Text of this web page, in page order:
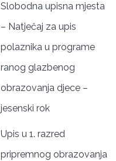
Slobodna upisna mjesta
– Natječaj za upis
polaznika u programe
ranog glazbenog
obrazovanja djece –
jesenski rok
Upis u 1. razred
pripremnog obrazovanja